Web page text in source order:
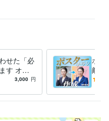
せた「必
す オリ
ト、どち
3,000 円
ポス
敵に
ー・